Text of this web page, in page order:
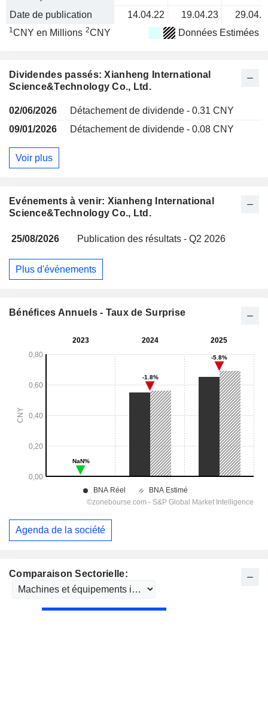
Date de publication 14.04.22 19.04.23
1CNY en Millions 2CNY Données Estimées
Dividendes passés: Xianheng International
Science&Technology Co., Ltd.
02/06/2026
Détachement de dividende - 0.31 CNY
09/01/2026
Détachement de dividende - 0.08 CNY
Voir plus
Evénements à venir: Xianheng International
Science&Technology Co., Ltd.
25/08/2026 Publication des résultats - Q2 2026
Plus d'événements
Comparaison Sectorielle:
Bénéfices Annuels - Taux de Surprise
Agenda de la société